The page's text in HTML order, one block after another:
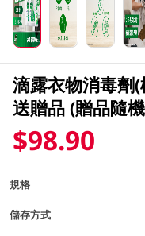
滴露衣物消毒劑
送贈品 (贈品隨
$98.90
規格
儲存方式